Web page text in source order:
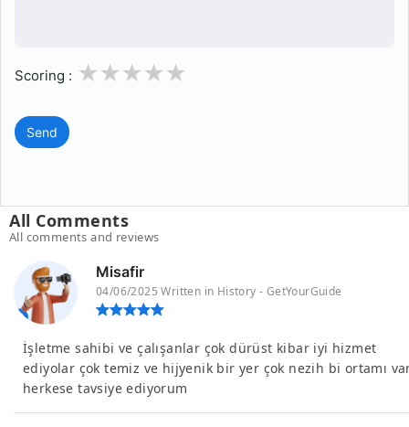
Scoring : 3
2
1
Send
All Comments
All comments and reviews
Misafir
04/06/2025 Written in History - GetYourGuide
İşletme sahibi ve çalışanlar çok dürüst kibar iyi hizmet
ediyolar çok temiz ve hijyenik bir yer çok nezih bi ortamı
herkese tavsiye ediyorum